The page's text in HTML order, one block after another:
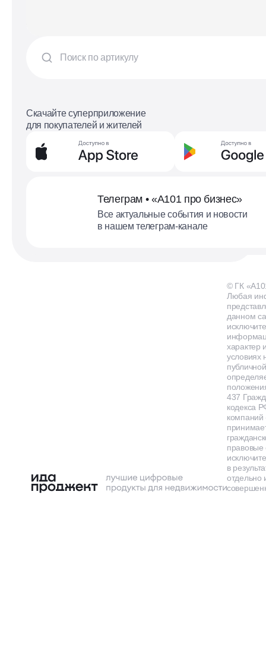
Скачайте суперприложение
для покупателей и жителей
Телеграм • «А101 про бизнес»
Все актуальные события и новости
в нашем телеграм-канале
© ГК
Любая
данном
характер
условиях
437
кодекса
правовые
в
отдельно